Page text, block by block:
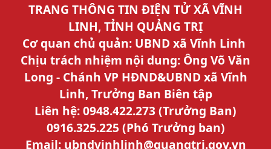
TRANG THÔNG TIN ĐIỆN TỬ XÃ VĨNH
LINH, TỈNH QUẢNG TRỊ
Cơ quan chủ quản: UBND xã Vĩnh Linh
Chịu trách nhiệm nội dung: Ông Võ Văn
Long - Chánh VP HĐND&UBND xã Vĩnh
Linh, Trưởng Ban Biên tập
Liên hệ: 0948.422.273 (Trưởng Ban)
0916.325.225 (Phó Trưởng ban)
Email: ubndvinhlinh@quangtri.gov.vn